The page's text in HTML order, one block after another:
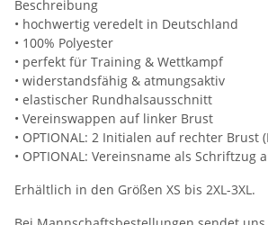
Beschreibung
• hochwertig veredelt in Deutschland
• 100% Polyester
• perfekt für Training & Wettkampf
• widerstandsfähig & atmungsaktiv
• elastischer Rundhalsausschnitt
• Vereinswappen auf linker Brust
• OPTIONAL: 2 Initialen auf rechter Brust
• OPTIONAL: Vereinsname als Schriftzug
Erhältlich in den Größen XS bis 2XL-3XL.